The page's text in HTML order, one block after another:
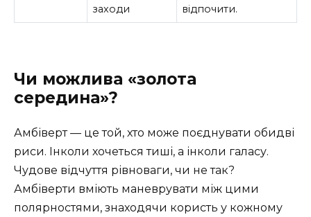
заходи
відпочити.
Чи можлива «золота
середина»?
Амбіверт — це той, хто може поєднувати обидві
риси. Інколи хочеться тиші, а інколи галасу.
Чудове відчуття рівноваги, чи не так?
Амбіверти вміють маневрувати між цими
полярностями, знаходячи користь у кожному